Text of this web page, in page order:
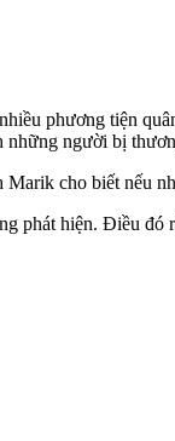
phương tiện
người bị
cho biết nếu
phát hiện. Điều đó